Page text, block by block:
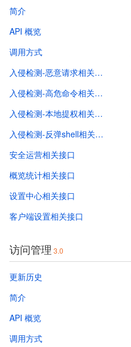
简介
API 概览
调用方式
入侵检测-恶意请求相关接口
入侵检测-高危命令相关接口
入侵检测-本地提权相关接口
入侵检测-反弹shell相关接口
安全运营相关接口
概览统计相关接口
设置中心相关接口
客户端设置相关接口
访问管理 3.0
更新历史
简介
API 概览
调用方式